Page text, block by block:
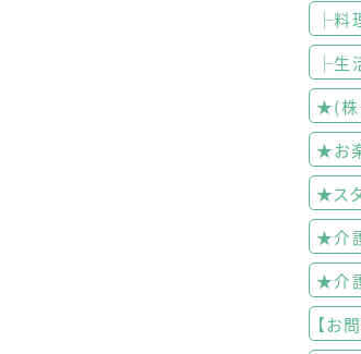
├料
├生
★(株
★お
★ス
★介
★介
【お